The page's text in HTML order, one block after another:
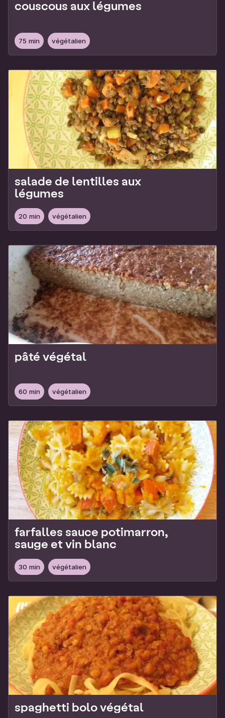
couscous aux légumes
75 min végétalien
salade de lentilles aux
légumes
20 min végétalien
pâté végétal
60 min végétalien
farfalles sauce potimarron,
sauge et vin blanc
30 min végétalien
spaghetti bolo végétal